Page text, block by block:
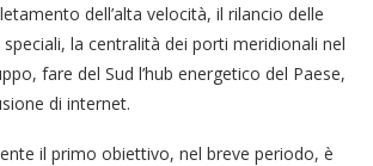
dell’alta velocità, il rilancio delle
la centralità dei porti meridionali nel
fare del Sud l’hub energetico del Paese,
di internet.
il primo obiettivo, nel breve periodo, è